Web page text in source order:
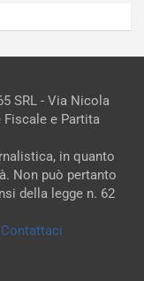
SRL - Via Nicola
Fiscale e Partita
in quanto
Non può pertanto
della legge n. 62
Contattaci